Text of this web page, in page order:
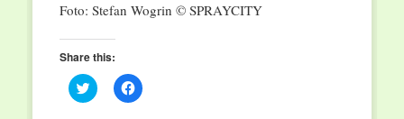
Foto: Stefan Wogrin © SPRAYCITY
Share this:
Click
to
Click
to